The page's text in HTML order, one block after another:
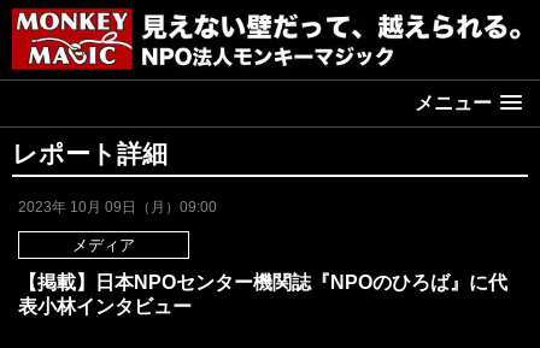
メニュー
レポート詳細
2023年 10月 09日（月）09:00
メディア
【掲載】日本NPOセンター機関誌『NPOのひろば』に代
表小林インタビュー